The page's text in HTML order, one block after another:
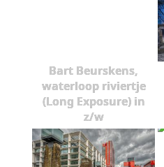
Bart Beurskens,
waterloop riviertje
(Long Exposure) in
z/w